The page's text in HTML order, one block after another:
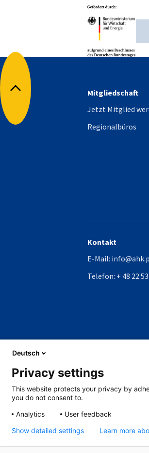
Nach oben
Mitgliedschaft
Jetzt Mitglied
Regionalbüros
Kontakt
E-Mail:
Telefon: + 48 22
Deutsch
Privacy settings
This website protects your privacy by
you do not consent to.
Analytics
User feedback
Show detailed settings Learn more